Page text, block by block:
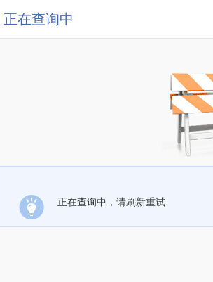
正在查询中
正在查询中，请刷新重试